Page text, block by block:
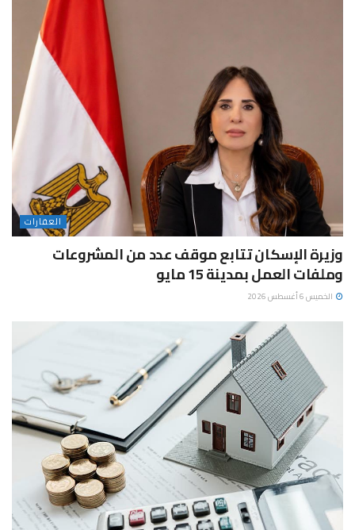
العقارات
وزيرة الإسكان تتابع موقف عدد من المشروعات
وملفات العمل بمدينة 15 مايو
الخميس 6 أغسطس 2026